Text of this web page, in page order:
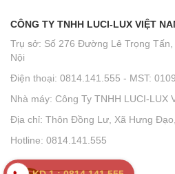
CÔNG TY TNHH LUCI-LUX VIỆT
Trụ sở: Số 276 Đường Lê Trọng
Nội
Điện thoại: 0814.141.555 - MST:
Nhà máy: Công Ty TNHH LUCI-LUX
Địa chỉ: Thôn Đồng Lư, Xã Hưng
Hotline: 0814.141.555